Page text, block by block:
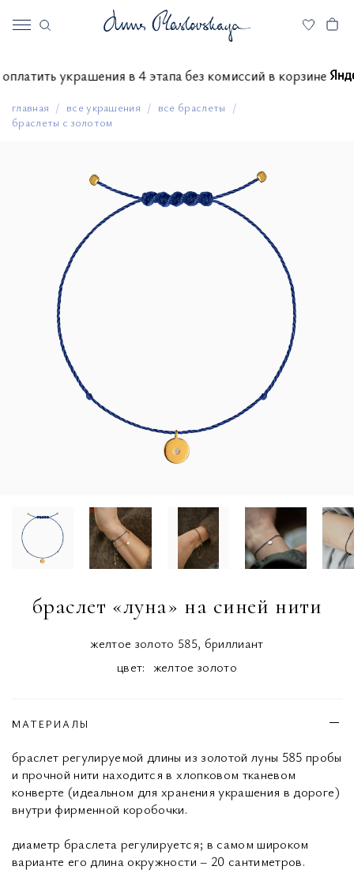
оплатить украшения в 4 этапа без комиссий в корзине
главная все украшения
все браслеты
браслеты с золотом
браслет «луна» на синей нити
желтое золото 585, бриллиант
цвет: желтое золото
МАТЕРИАЛЫ
браслет регулируемой длины из золотой луны 585 пробы
и прочной нити находится в хлопковом тканевом
конверте (идеальном для хранения украшения в дороге)
внутри фирменной коробочки.
диаметр браслета регулируется; в самом широком
варианте его длина окружности – 20 сантиметров.